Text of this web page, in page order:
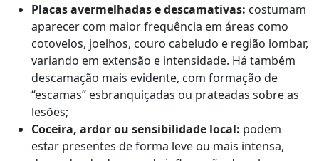
Placas avermelhadas e descamativas: costumam
aparecer com maior frequência em áreas como
cotovelos, joelhos, couro cabeludo e região lombar,
variando em extensão e intensidade. Há também
descamação mais evidente, com formação de
“escamas” esbranquiçadas ou prateadas sobre as
lesões;
Coceira, ardor ou sensibilidade local: podem
estar presentes de forma leve ou mais intensa,